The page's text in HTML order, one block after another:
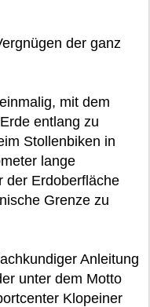
der ganz
mit dem
entlang zu
Stollenbiken in
lange
der Erdoberfläche
Grenze zu
Anleitung
unter dem Motto
Klopeiner